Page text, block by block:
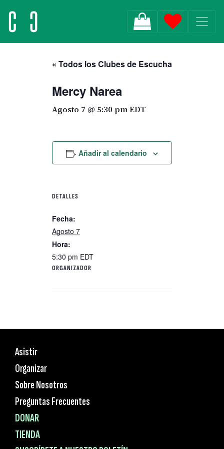
MAIN NAVIGATION
« Todos los Clubes de Escucha
Mercy Narea
Agosto 7 @ 5:30 pmEDT
Añadir al calendario
DETALLES
Fecha:
Agosto 7
Hora:
5:30 pm EDT
ORGANIZADOR
Asistir
Organizar
Sobre Nosotros
Preguntas Frecuentes
DONAR
TIENDA